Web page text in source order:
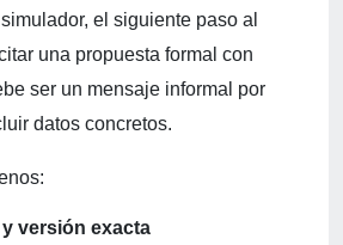
el siguiente paso al
una propuesta formal con
ser un mensaje informal por
datos concretos.
versión exacta